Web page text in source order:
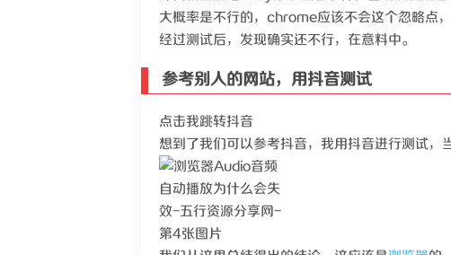
大概率是不行的，chrome应该不会这个忽略点
经过测试后，发现确实还不行，在意料中。
参考别人的网站，用抖音测试
点击我跳转抖音
想到了我们可以参考抖音，我用抖音进行测试，